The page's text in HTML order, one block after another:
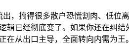
，搞得很多散户恐慌割肉、低位
已经彻底变了。如果你还在纠
从出口主导，全面转向内需为